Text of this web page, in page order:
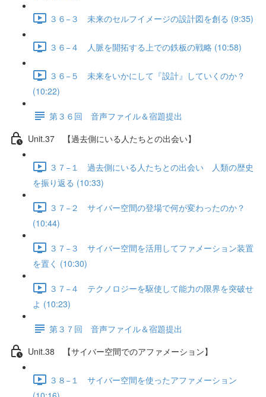
３６−３ 未来のセルフイメージの設計図を創る (9:35)
３６−４ 人脈を開拓する上での鉄板の戦略 (10:58)
３６−５ 未来をいかにして『設計』していくのか？
(10:22)
第３６回 音声ファイル＆宿題提出
Unit.37 【過去側にいる人たちとの出会い】
３７−１ 過去側にいる人たちとの出会い 人類の歴史
を振り返る (10:33)
３７−２ サイバー空間の登場で何が変わったのか？
(10:44)
３７−３ サイバー空間を活用してファメーション装置
を置く (10:30)
３７−４ テクノロジーを駆使して能力の限界を突破せ
よ (10:23)
第３７回 音声ファイル＆宿題提出
Unit.38 【サイバー空間でのアファメーション】
３８−１ サイバー空間を使ったアファメーション